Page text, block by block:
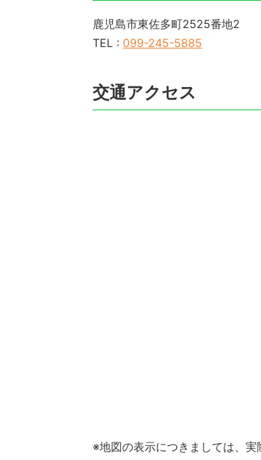
鹿児島市東佐多町2525番地2
TEL : 099-245-5885
交通アクセス
※地図の表示につきましては、実